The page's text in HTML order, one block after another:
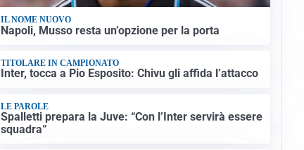
IL NOME NUOVO
Napoli, Musso resta un’opzione per la porta
TITOLARE IN CAMPIONATO
Inter, tocca a Pio Esposito: Chivu gli affida l’attacco
LE PAROLE
Spalletti prepara la Juve: “Con l’Inter servirà essere
squadra”